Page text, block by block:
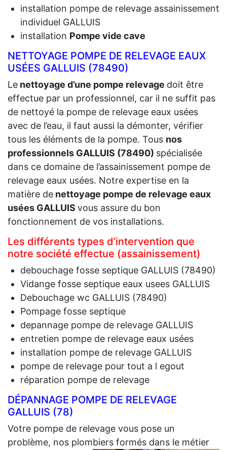
installation pompe de relevage assainissement
individuel GALLUIS
installation Pompe vide cave
NETTOYAGE POMPE DE RELEVAGE EAUX
USÉES GALLUIS (78490)
Le nettoyage d’une pompe relevage doit être
effectue par un professionnel, car il ne suffit pas
de nettoyé la pompe de relevage eaux usées
avec de l’eau, il faut aussi la démonter, vérifier
tous les éléments de la pompe. Tous nos
professionnels GALLUIS (78490) spécialisée
dans ce domaine de l’assainissement pompe de
relevage eaux usées. Notre expertise en la
matière de nettoyage pompe de relevage eaux
usées GALLUIS vous assure du bon
fonctionnement de vos installations.
Les différents types d’intervention que
notre société effectue (assainissement)
debouchage fosse septique GALLUIS (78490)
Vidange fosse septique eaux usees GALLUIS
Debouchage wc GALLUIS (78490)
Pompage fosse septique
depannage pompe de relevage GALLUIS
entretien pompe de relevage eaux usées
installation pompe de relevage GALLUIS
pompe de relevage pour tout a l egout
réparation pompe de relevage
DÉPANNAGE POMPE DE RELEVAGE
GALLUIS (78)
Votre pompe de relevage vous pose un
problème, nos plombiers formés dans le métier